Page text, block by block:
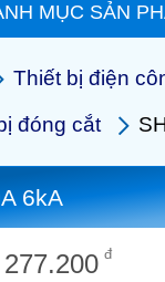
MỤC SẢN
Thiết bị điện
đóng cắt
6kA
277.200 đ